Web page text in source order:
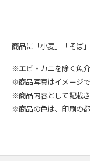
商品に「小麦」「そば
※エビ・カニを除く魚
※商品写真はイメージで
※商品内容として記載
※商品の色は、印刷の